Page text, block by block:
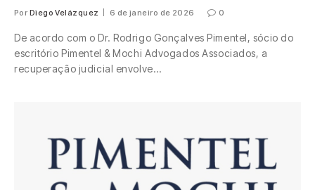
Por Diego Velázquez 6 de janeiro de 2026 0
De acordo com o Dr. Rodrigo Gonçalves Pimentel, sócio do
escritório Pimentel & Mochi Advogados Associados, a
recuperação judicial envolve…